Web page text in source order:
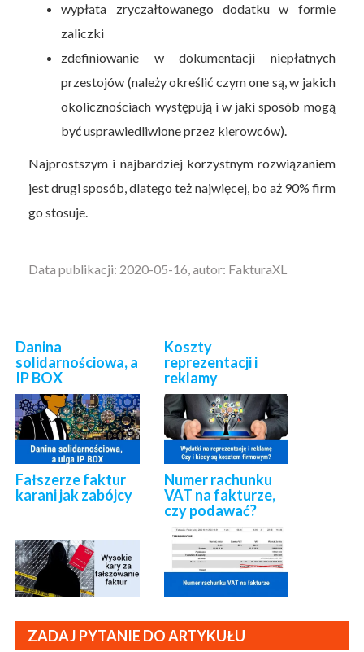
wypłata zryczałtowanego dodatku w formie
zaliczki
zdefiniowanie w dokumentacji niepłatnych
przestojów (należy określić czym one są, w jakich
okolicznościach występują i w jaki sposób mogą
być usprawiedliwione przez kierowców).
Najprostszym i najbardziej korzystnym rozwiązaniem
jest drugi sposób, dlatego też najwięcej, bo aż 90% firm
go stosuje.
Data publikacji: 2020-05-16, autor: FakturaXL
Danina
solidarnościowa, a
IP BOX
Koszty
reprezentacji i
reklamy
Fałszerze faktur
karani jak zabójcy
Numer rachunku
VAT na fakturze,
czy podawać?
ZADAJ PYTANIE DO ARTYKUŁU